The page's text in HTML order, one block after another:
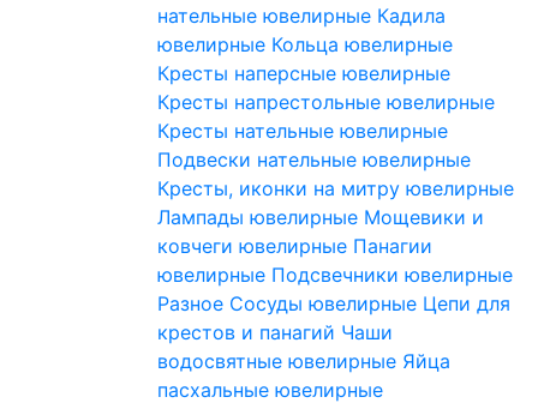
нательные ювелирные Кадила
ювелирные Кольца ювелирные
Кресты наперсные ювелирные
Кресты напрестольные ювелирные
Кресты нательные ювелирные
Подвески нательные ювелирные
Кресты, иконки на митру ювелирные
Лампады ювелирные Мощевики и
ковчеги ювелирные Панагии
ювелирные Подсвечники ювелирные
Разное Сосуды ювелирные Цепи для
крестов и панагий Чаши
водосвятные ювелирные Яйца
пасхальные ювелирные